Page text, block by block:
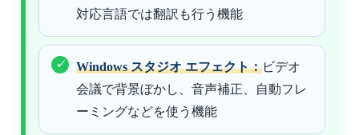
対応言語では翻訳も行う機能
Windows スタジオ エフェクト：ビデオ
会議で背景ぼかし、音声補正、自動フレ
ーミングなどを使う機能